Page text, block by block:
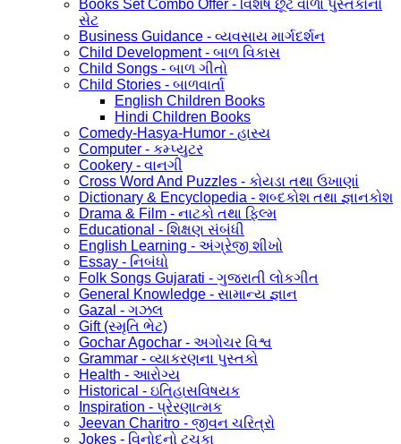
Books Set Combo Offer - વિશેષ છૂટ વાળા પુસ્તકોનો
સેટ
Business Guidance - વ્યવસાય માર્ગદર્શન
Child Development - બાળ વિકાસ
Child Songs - બાળ ગીતો
Child Stories - બાળવાર્તા
English Children Books
Hindi Children Books
Comedy-Hasya-Humor - હાસ્ય
Computer - કમ્પ્યુટર
Cookery - વાનગી
Cross Word And Puzzles - કોયડા તથા ઉખાણાં
Dictionary & Encyclopedia - શબ્દકોશ તથા જ્ઞાનકોશ
Drama & Film - નાટકો તથા ફિલ્મ
Educational - શિક્ષણ સંબંધી
English Learning - અંગ્રેજી શીખો
Essay - નિબંધો
Folk Songs Gujarati - ગુજરાતી લોકગીત
General Knowledge - સામાન્ય જ્ઞાન
Gazal - ગઝલ
Gift (સ્મૃતિ ભેટ)
Gochar Agochar - અગોચર વિશ્વ
Grammar - વ્યાકરણના પુસ્તકો
Health - આરોગ્ય
Historical - ઇતિહાસવિષયક
Inspiration - પ્રેરણાત્મક
Jeevan Charitro - જીવન ચરિત્રો
Jokes - વિનોદનો ટુચકા